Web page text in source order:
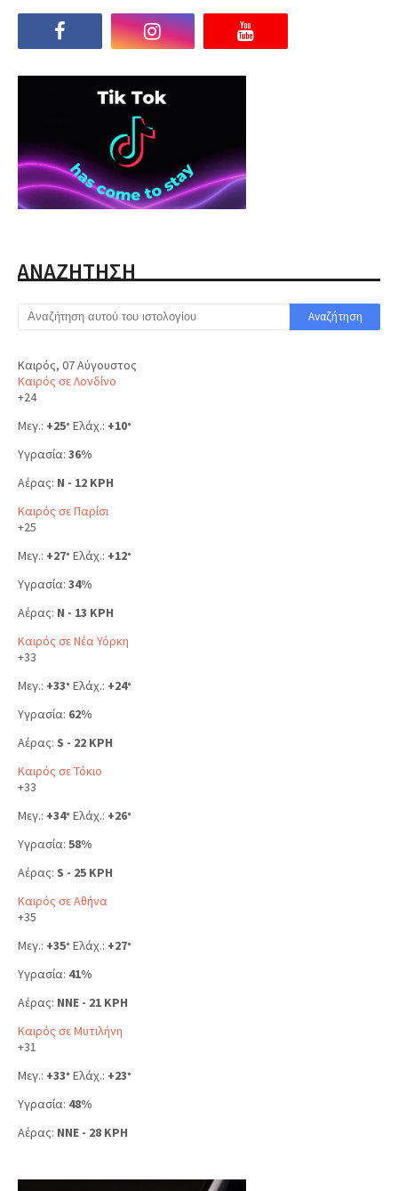
ΑΝΑΖΗΤΗΣΗ
Καιρός, 07 Αύγουστος
Καιρός σε Λονδίνο
+24
Μεγ.: +25° Ελάχ.: +10°
Υγρασία: 36%
Αέρας: N - 12 KPH
Καιρός σε Παρίσι
+25
Μεγ.: +27° Ελάχ.: +12°
Υγρασία: 34%
Αέρας: N - 13 KPH
Καιρός σε Νέα Υόρκη
+33
Μεγ.: +33° Ελάχ.: +24°
Υγρασία: 62%
Αέρας: S - 22 KPH
Καιρός σε Τόκιο
+33
Μεγ.: +34° Ελάχ.: +26°
Υγρασία: 58%
Αέρας: S - 25 KPH
Καιρός σε Αθήνα
+35
Μεγ.: +35° Ελάχ.: +27°
Υγρασία: 41%
Αέρας: NNE - 21 KPH
Καιρός σε Μυτιλήνη
+31
Μεγ.: +33° Ελάχ.: +23°
Υγρασία: 48%
Αέρας: NNE - 28 KPH